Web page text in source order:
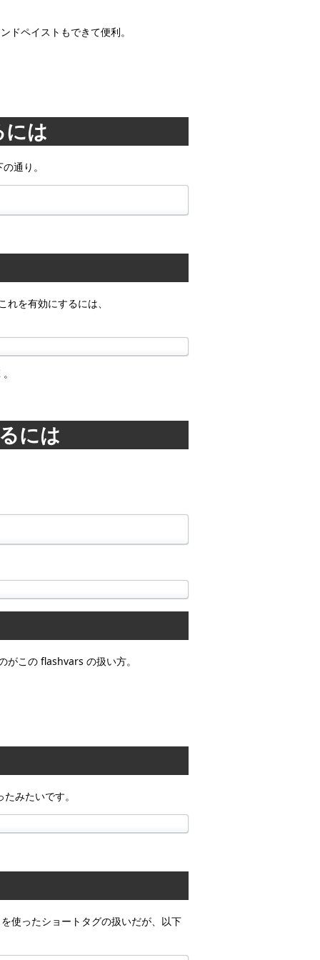
ペイストもできて便利。
は
通り。
を有効にするには、
には
この flashvars の扱い方。
みたいです。
使ったショートタグの扱いだが、以下